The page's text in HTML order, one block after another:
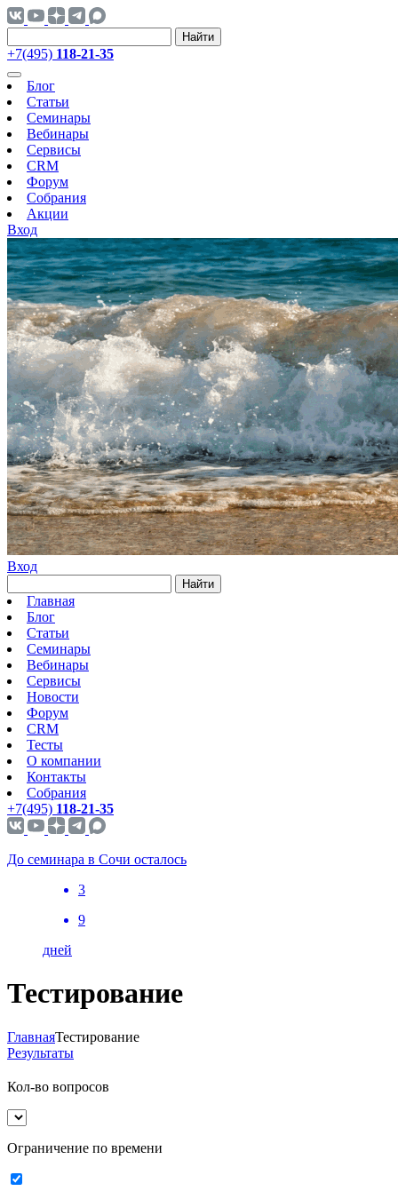
Найти
+7(495) 118-21-35
Блог
Статьи
Семинары
Вебинары
Сервисы
CRM
Форум
Собрания
Акции
Вход
Вход
Найти
Главная
Блог
Статьи
Семинары
Вебинары
Сервисы
Новости
Форум
CRM
Тесты
О компании
Контакты
Собрания
+7(495) 118-21-35
До семинара в Сочи осталось
3
9
дней
Тестирование
ГлавнаяТестирование
Результаты
Кол-во вопросов
Ограничение по времени